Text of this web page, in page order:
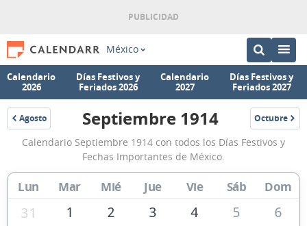
México
Calendario
2026
Días Festivos y
Feriados 2026
Calendario
2027
Días Festivos y
Feriados 2027
Agosto
1914
Calendario
Septiembre
1914
de
México
Septiembre 1914 Octubre
1914
Calendario Septiembre 1914 con todos los Días Festivos y
Fechas Importantes de México.
Lun Mar Mié Jue Vie Sáb Dom
31 1 2 3 4 5
6